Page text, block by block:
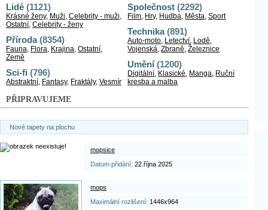
Lidé (1121)
Krásné ženy, Muži, Celebrity - muži,
Ostatní, Celebrity - ženy
Příroda(8354)
Fauna, Flora, Krajina, Ostatní,
Země
Sci-fi (796)
Abstraktní, Fantasy, Fraktály, Vesmír
Společnost (2292)
Film, Hry, Hudba, Města,Sport
Technika(891)
Auto-moto, Letectví, Lodě,
Vojenská,Zbraně,Železnice
Umění(1200)
Digitální, Klasické, Manga, Ruční
kresba a malba
PŘIPRAVUJEME
Nové tapety na plochu
mopsice
Datum přidání: 22.října 2025
mops
Maximální rozlišení: 1446x964